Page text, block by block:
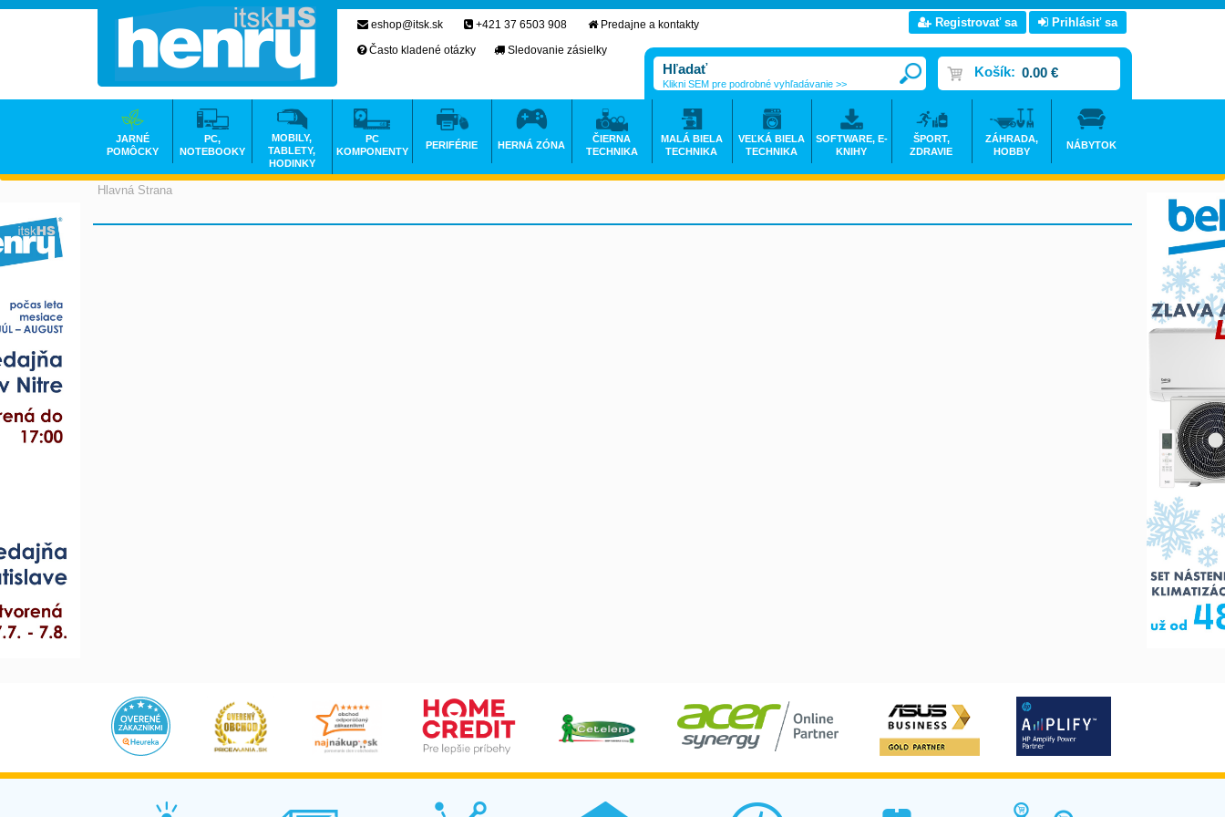
Hlavná Strana
eshop@itsk.sk +421 37 6503 908
Predajne a kontakty
Často kladené otázky
Sledovanie zásielky
Registrovať sa Prihlásiť sa
Košík: 0.00 €
Klikni SEM pre podrobné vyhľadávanie >>
JARNÉ
POMÔCKY
PC,
NOTEBOOKY
MOBILY,
TABLETY,
HODINKY
PC
KOMPONENTY
PERIFÉRIE HERNÁ ZÓNA
ČIERNA
TECHNIKA
MALÁ BIELA
TECHNIKA
VEĽKÁ BIELA
TECHNIKA
SOFTWARE, E-
KNIHY
ŠPORT,
ZDRAVIE
ZÁHRADA,
HOBBY
NÁBYTOK